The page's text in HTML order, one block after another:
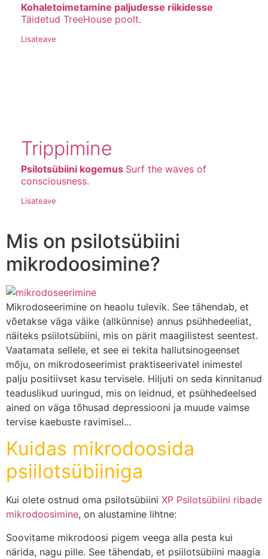
Kohaletoimetamine paljudesse riikidesse
Täidetud TreeHouse poolt.
Lisateave
Trippimine
Psilotsübiini kogemus Surf the waves of
consciousness.
Lisateave
Mis on psilotsübiini
mikrodoosimine?
Mikrodoseerimine on heaolu tulevik. See tähendab, et
võetakse väga väike (allkünnise) annus psühhedeeliat,
näiteks psiilotsübiini, mis on pärit maagilistest seentest.
Vaatamata sellele, et see ei tekita hallutsinogeenset
mõju, on mikrodoseerimist praktiseerivatel inimestel
palju positiivset kasu tervisele. Hiljuti on seda kinnitanud
teaduslikud uuringud, mis on leidnud, et psühhedeelsed
ained on väga tõhusad depressiooni ja muude vaimse
tervise kaebuste ravimisel...
Kuidas mikrodoosida
psiilotsübiiniga
Kui olete ostnud oma psilotsübiini XP Psilotsübiini ribade
mikrodoosimine, on alustamine lihtne:
Soovitame mikrodoosi pigem veega alla pesta kui
närida, nagu pille. See tähendab, et psiilotsübiini maagia